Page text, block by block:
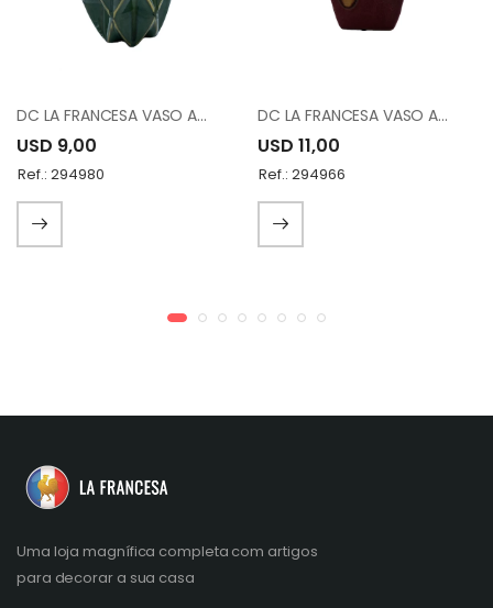
DC LA FRANCESA VASO A83776-K1537-A10
USD 9,00
Ref.: 294980
DC LA FRANCESA VASO A83783-K891-A10
USD 11,00
Ref.: 294966
Uma loja magnífica completa com artigos
para decorar a sua casa